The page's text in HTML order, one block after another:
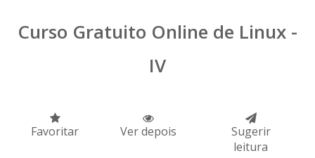
Curso Gratuito Online de Linux -
IV
Favoritar Ver depois
Sugerir
leitura